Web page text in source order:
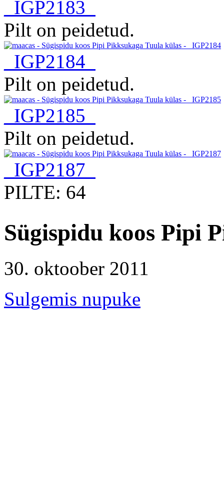
_IGP2183
Pilt on peidetud.
_IGP2184
Pilt on peidetud.
_IGP2185
Pilt on peidetud.
_IGP2187
PILTE: 64
Sügispidu koos Pipi
30. oktoober 2011
Sulgemis nupuke